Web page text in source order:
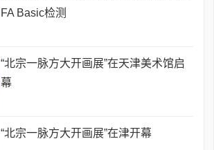
FA Basic检测
“北宗一脉方大开画展”在天津美术馆启
幕
“北宗一脉方大开画展”在津开幕